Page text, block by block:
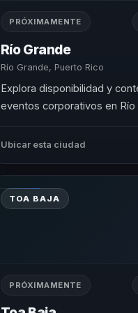
PRÓXIMAMENTE
Río Grande
Río Grande, Puerto Rico
Explora disponibilidad y
eventos corporativos en Río
Ubicar esta ciudad
TOA BAJA
PRÓXIMAMENTE